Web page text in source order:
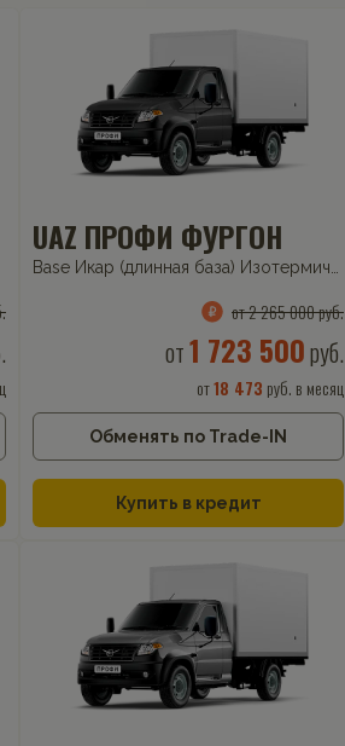
UAZ ПРОФИ ФУРГОН
от 2 265 000 руб.
от1 723 500руб.
от18 473 руб. в месяц
Обменять по Trade-IN
Купить в кредит